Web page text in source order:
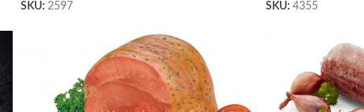
SKU: 2597
SKU:4355